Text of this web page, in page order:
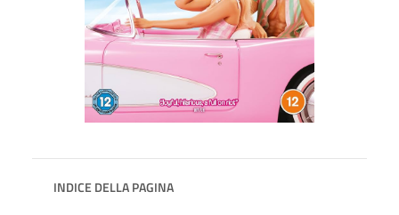
INDICE DELLA PAGINA